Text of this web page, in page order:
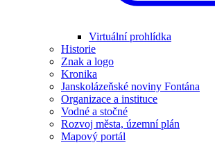
Virtuální prohlídka
Historie
Znak a logo
Kronika
Janskolázeňské noviny Fontána
Organizace a instituce
Vodné a stočné
Rozvoj města, územní plán
Mapový portál